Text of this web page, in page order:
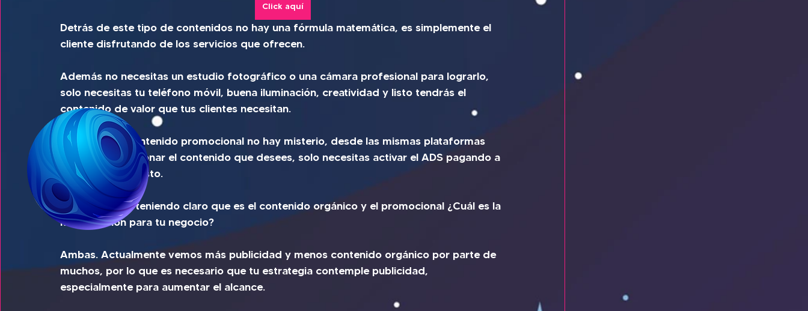
Click aquí
Detrás de este tipo de contenidos no hay una fórmula matemática, es simplemente el
cliente disfrutando de los servicios que ofrecen.
Además no necesitas un estudio fotográfico o una cámara profesional para lograrlo,
solo necesitas tu teléfono móvil, buena iluminación, creatividad y listo tendrás el
contenido de valor que tus clientes necesitan.
En cuando al contenido promocional no hay misterio, desde las mismas plataformas
puedes promocionar el contenido que desees, solo necesitas activar el ADS pagando a
la plataforma y listo.
Ahora bien, ya teniendo claro que es el contenido orgánico y el promocional ¿Cuál es la
mejor opción para tu negocio?
Ambas. Actualmente vemos más publicidad y menos contenido orgánico por parte de
muchos, por lo que es necesario que tu estrategia contemple publicidad,
especialmente para aumentar el alcance.